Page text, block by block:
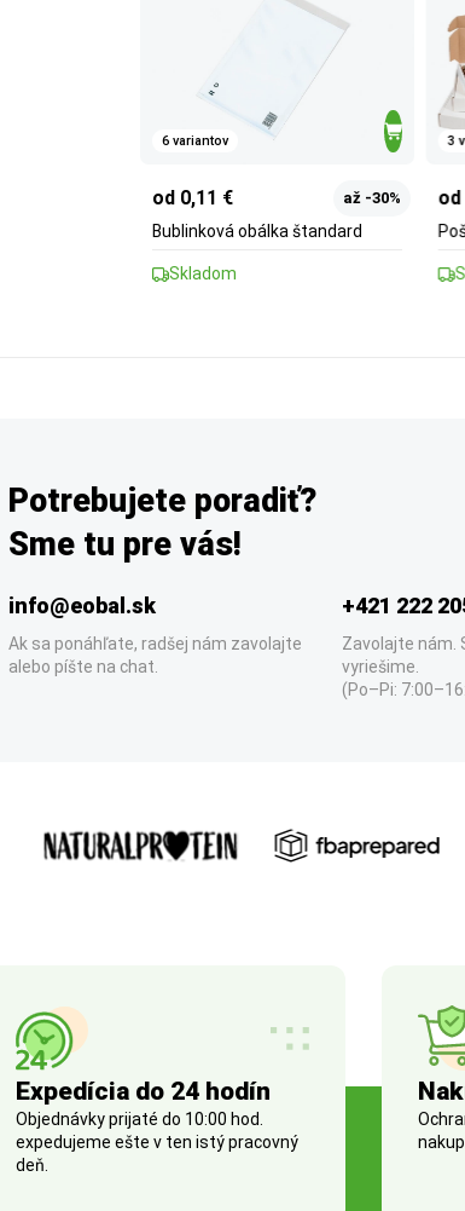
6 variantov
od 0,11 € až -30%
Bublinková obálka štandard
Skladom
3
od
Potrebujete poradiť?
Sme tu pre vás!
info@eobal.sk
Ak sa ponáhľate, radšej nám zavolajte
alebo píšte na chat.
+421 222
Zavolajte nám.
vyriešime.
(Po–Pi:
Expedícia do 24 hodín
Objednávky prijaté do 10:00 hod.
expedujeme ešte v ten istý pracovný
deň.